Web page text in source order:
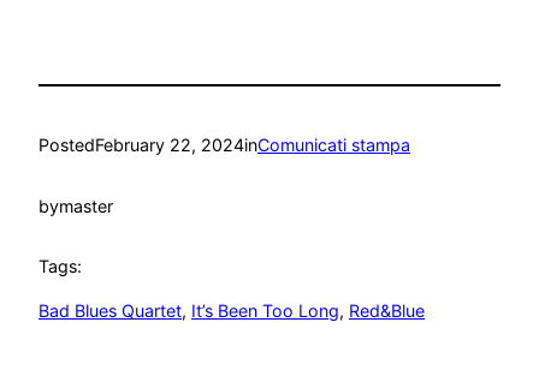
PostedFebruary 22, 2024inComunicati stampa
bymaster
Tags:
Bad Blues Quartet, It’s Been Too Long, Red&Blue